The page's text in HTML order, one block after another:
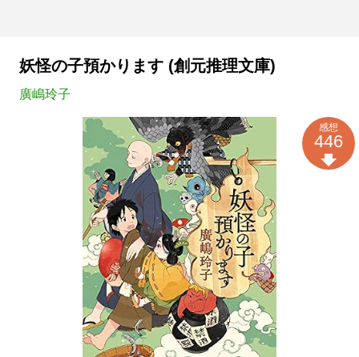
妖怪の子預かります (創元推理文庫)
廣嶋玲子
感想
446